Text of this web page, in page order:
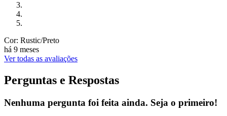
Cor: Rustic/Preto
há 9 meses
Ver todas as avaliações
Perguntas e Respostas
Nenhuma pergunta foi feita ainda. Seja o primeiro!